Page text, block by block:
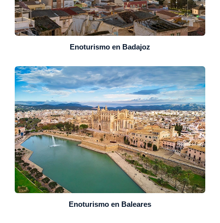
Enoturismo en Badajoz
Enoturismo en Baleares